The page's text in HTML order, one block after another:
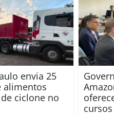
envia 25
alimentos
ciclone no